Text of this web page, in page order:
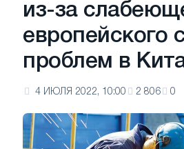
из-за
европейского
проблем в
4 ИЮЛЯ 2022, 10:00 2 806 0